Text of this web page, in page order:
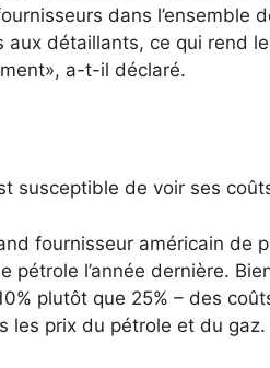
dans
aux détaillants, ce qui rend
a-t-il déclaré.
susceptible de voir ses
fournisseur américain de
pétrole l’année dernière.
plutôt que 25% – des
les prix du pétrole et du gaz.